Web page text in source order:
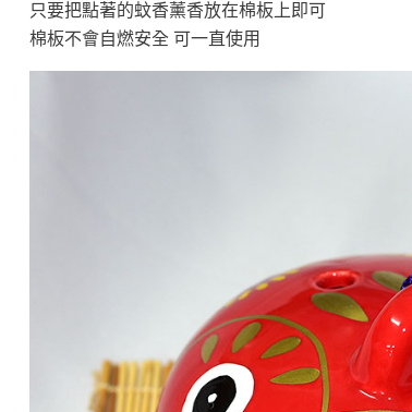
只要把點著的蚊香薰香放在棉板上即可
棉板不會自燃安全 可一直使用